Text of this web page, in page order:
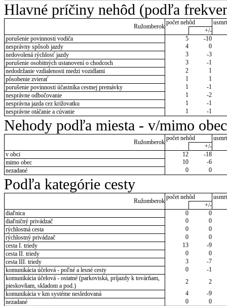
Hlavné príčiny nehôd (podľa
Ružomberok
počet nehôd
+/-
porušenie povinnosti vodiča
5
-10
nesprávny spôsob jazdy
4
0
nedovolená rýchlosť jazdy
3
-3
porušenie osobitných ustanovení o chodcoch
3
-1
nedodržanie vzdialenosti medzi vozidlami
2
1
pôsobenie zvierať
1
1
porušenie povinnosti účastníka cestnej premávky
1
-1
nesprávne odbočovanie
1
-2
nesprávna jazda cez križovatku
1
-1
nesprávne otáčanie a cúvanie
1 -1
Nehody podľa miesta - v/mimo obec
Ružomberok
počet nehôd
+/-
v obci
12
-18
mimo obec
10
-6
nezadané
0 0
Podľa kategórie cesty
Ružomberok
počet nehôd
+/-
diaľnica
0
0
diaľničný privádzač
0
0
rýchlostná cesta
0
0
rýchlostný privádzač
0
0
cesta I. triedy
13
-9
cesta II. triedy
0
0
cesta III. triedy
3
-7
komunikácia účelová - poľné a lesné cesty
0
-1
komunikácia účelová - ostatné (parkoviská, príjazdy k továrňam,
pieskovňam, skladom a pod.)
2
2
komunikácia v km systéme nesledovaná
4
-9
nezadané
0 0